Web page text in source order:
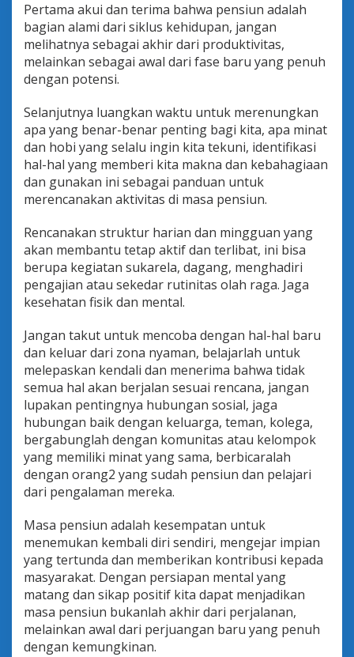
a
n
g
M
e
i
n
s
p
i
r
a
Pertama akui dan terima bahwa pensiun adalah
bagian alami dari siklus kehidupan, jangan
melihatnya sebagai akhir dari produktivitas,
melainkan sebagai awal dari fase baru yang penuh
dengan potensi.
Selanjutnya luangkan waktu untuk merenungkan
apa yang benar-benar penting bagi kita, apa minat
dan hobi yang selalu ingin kita tekuni, identifikasi
hal-hal yang memberi kita makna dan kebahagiaan
dan gunakan ini sebagai panduan untuk
merencanakan aktivitas di masa pensiun.
Rencanakan struktur harian dan mingguan yang
akan membantu tetap aktif dan terlibat, ini bisa
berupa kegiatan sukarela, dagang, menghadiri
pengajian atau sekedar rutinitas olah raga. Jaga
kesehatan fisik dan mental.
Jangan takut untuk mencoba dengan hal-hal baru
dan keluar dari zona nyaman, belajarlah untuk
melepaskan kendali dan menerima bahwa tidak
semua hal akan berjalan sesuai rencana, jangan
lupakan pentingnya hubungan sosial, jaga
hubungan baik dengan keluarga, teman, kolega,
bergabunglah dengan komunitas atau kelompok
yang memiliki minat yang sama, berbicaralah
dengan orang2 yang sudah pensiun dan pelajari
dari pengalaman mereka.
Masa pensiun adalah kesempatan untuk
menemukan kembali diri sendiri, mengejar impian
yang tertunda dan memberikan kontribusi kepada
masyarakat. Dengan persiapan mental yang
matang dan sikap positif kita dapat menjadikan
masa pensiun bukanlah akhir dari perjalanan,
melainkan awal dari perjuangan baru yang penuh
dengan kemungkinan.